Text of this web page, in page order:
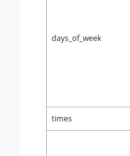
days_of_week
times